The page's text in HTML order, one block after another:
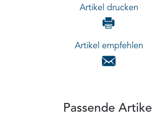
Artikel drucken
Artikel empfehlen
Passende Artikel